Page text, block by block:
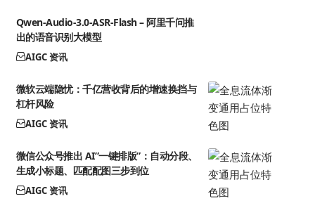
Qwen-Audio-3.0-ASR-Flash – 阿里千问推
出的语音识别大模型
AIGC 资讯
微软云端隐忧：千亿营收背后的增速换挡与
杠杆风险
AIGC 资讯
微信公众号推出 AI”一键排版”：自动分段、
生成小标题、匹配配图三步到位
AIGC 资讯